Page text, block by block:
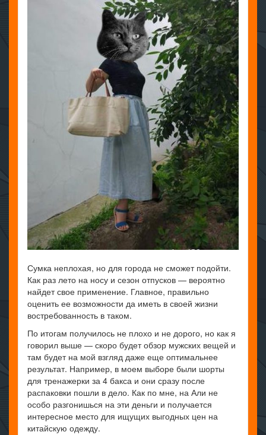
Сумка неплохая, но для города не сможет подойти.
Как раз лето на носу и сезон отпусков — вероятно
найдет свое применение. Главное, правильно
оценить ее возможности да иметь в своей жизни
востребованность в таком.
По итогам получилось не плохо и не дорого, но как я
говорил выше — скоро будет обзор мужских вещей и
там будет на мой взгляд даже еще оптимальнее
результат. Например, в моем выборе были шорты
для тренажерки за 4 бакса и они сразу после
распаковки пошли в дело. Как по мне, на Али не
особо разгонишься на эти деньги и получается
интересное место для ищущих выгодных цен на
китайскую одежду.